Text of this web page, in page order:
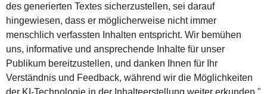
des generierten Textes sicherzustellen, sei darauf
hingewiesen, dass er möglicherweise nicht immer
menschlich verfassten Inhalten entspricht. Wir bemühen
uns, informative und ansprechende Inhalte für unser
Publikum bereitzustellen, und danken Ihnen für Ihr
Verständnis und Feedback, während wir die Möglichkeiten
der KI-Technologie in der Inhalteerstellung weiter erkunden."